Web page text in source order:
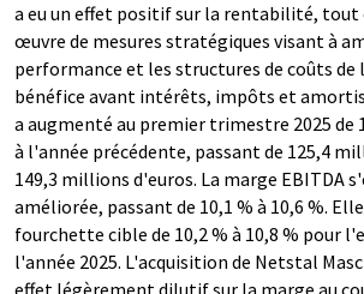
a eu un effet positif sur la rentabilité, tout
œuvre de mesures stratégiques visant à
performance et les structures de coûts de
bénéfice avant intérêts, impôts et
a augmenté au premier trimestre 2025 de
à l'année précédente, passant de 125,4
149,3 millions d'euros. La marge EBITDA
améliorée, passant de 10,1 % à 10,6 %.
fourchette cible de 10,2 % à 10,8 % pour
l'année 2025. L'acquisition de Netstal